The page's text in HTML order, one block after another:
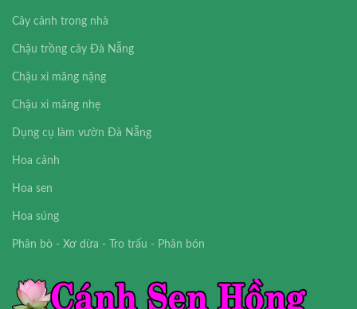
Cây cảnh trong nhà
Chậu trồng cây Đà Nẵng
Chậu xi măng nặng
Chậu xi măng nhẹ
Dụng cụ làm vườn Đà Nẵng
Hoa cảnh
Hoa sen
Hoa súng
Phân bò - Xơ dừa - Tro trấu - Phân bón